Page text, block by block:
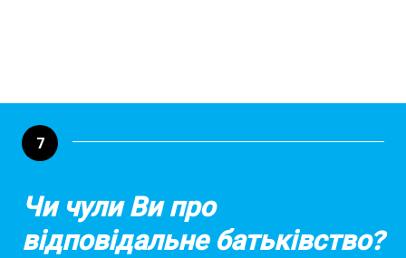
7
Чи чули Ви про
відповідальне батьківство?